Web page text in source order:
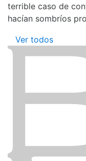
terrible caso de
hacían sombríos
Ver todos